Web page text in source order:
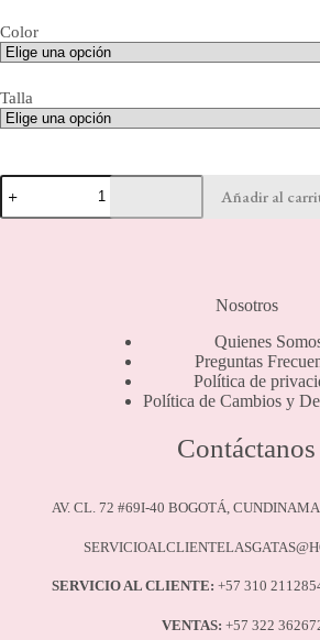
Color
Talla
Brassier
Clásico
-
Añadir al
Nosotros
Quienes
Preguntas
Política de
Política de Cambios y
Contáctanos
AV. CL. 72 #69I-40 BOGOTÁ,
SERVICIO AL CLIENTE: +57 310
VENTAS: +57 322